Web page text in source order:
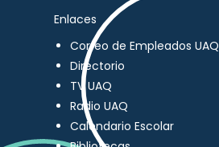
Enlaces
Correo de Empleados UAQ
Directorio
TV UAQ
Radio UAQ
Calendario Escolar